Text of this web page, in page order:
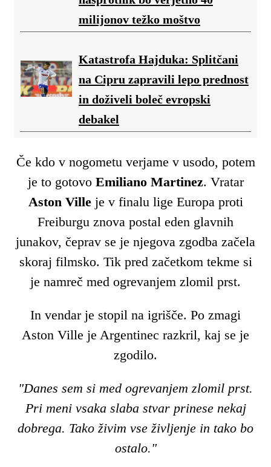
milijonov težko moštvo
Katastrofa Hajduka: Splitčani
na Cipru zapravili lepo prednost
in doživeli boleč evropski
debakel
Če kdo v nogometu verjame v usodo, potem
je to gotovo Emiliano Martinez. Vratar
Aston Villeje v finalu lige Europa proti
Freiburgu znova postal eden glavnih
junakov, čeprav se je njegova zgodba začela
skoraj filmsko. Tik pred začetkom tekme si
je namreč med ogrevanjem zlomil prst.
In vendar je stopil na igrišče. Po zmagi
Aston Ville je Argentinec razkril, kaj se je
zgodilo.
"Danes sem si med ogrevanjem zlomil prst.
Pri meni vsaka slaba stvar prinese nekaj
dobrega. Tako živim vse življenje in tako bo
ostalo."